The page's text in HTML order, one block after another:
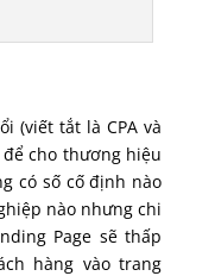
(viết tắt là CPA và
cho thương hiệu
có số cố định nào
nào nhưng chi
Page sẽ thấp
hàng vào trang